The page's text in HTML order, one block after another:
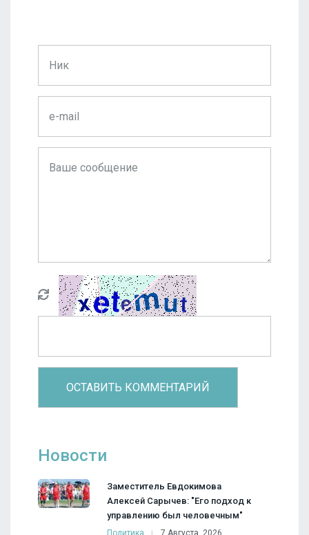
Новости
Заместитель Евдокимова
Алексей Сарычев: "Его подход к
управлению был человечным"
Политика 7 Августа, 2026